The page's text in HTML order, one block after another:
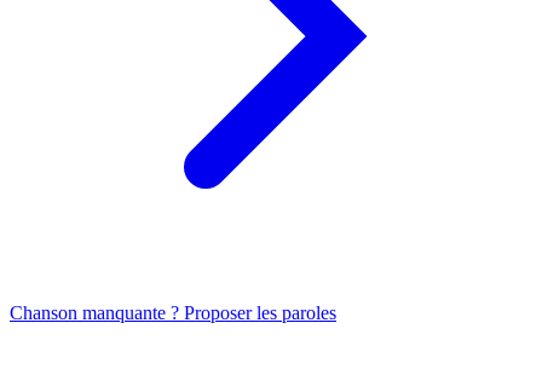
Chanson manquante ? Proposer les paroles